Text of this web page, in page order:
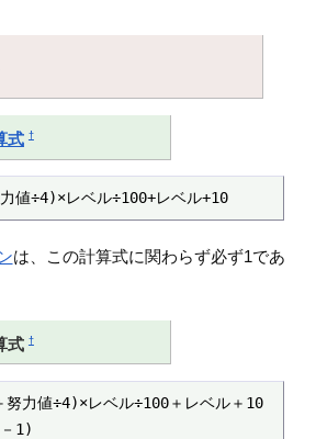
式 †
値÷4)×レベル÷100+レベル+10
は、この計算式に関わらず必ず1であ
式 †
力値÷4)×レベル÷100＋レベル＋10
1)